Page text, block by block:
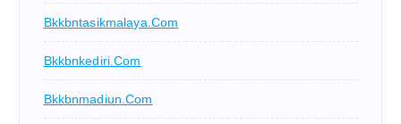
Bkkbntasikmalaya.com
Bkkbnkediri.com
Bkkbnmadiun.com